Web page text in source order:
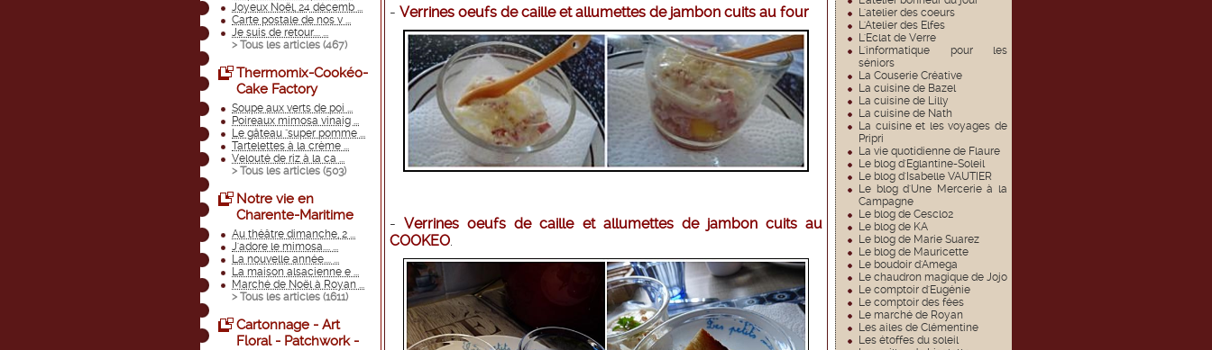
L'atelier des coeurs
L'Atelier des Elfes
L'Eclat de Verre
L'informatique pour les
séniors
La Couserie Créative
La cuisine de Bazel
La cuisine de Lilly
La cuisine de Nath
La cuisine et les voyages de
Pripri
La vie quotidienne de Flaure
Le blog d'Eglantine-Soleil
Le blog d'Isabelle VAUTIER
Le blog d'Une Mercerie à la
Campagne
Le blog de Cesclo2
Le blog de KA
Le blog de Marie Suarez
Le blog de Mauricette
Le boudoir d'Amega
Le chaudron magique de Jojo
Le comptoir d'Eugénie
Le comptoir des fées
Le marché de Royan
Les ailes de Clémentine
Les étoffes du soleil
Joyeux Noël, 24 décemb ...
Carte postale de nos v ...
Je suis de retour.... ...
> Tous les articles (467)
Thermomix-Cookéo-
Cake Factory
Soupe aux verts de poi ...
Poireaux mimosa vinaig ...
Le gâteau "super pomme ...
Tartelettes à la crème ...
Velouté de riz à la ca ...
> Tous les articles (503)
Notre vie en
Charente-Maritime
Au théâtre dimanche, 2 ...
J'adore le mimosa.... ...
La nouvelle année.... ...
La maison alsacienne e ...
Marché de Noël à Royan ...
> Tous les articles (1611)
Cartonnage - Art
Floral - Patchwork -
- Verrines oeufs de caille et allumettes de jambon cuits au four
-Verrines oeufs de caille et allumettes de jambon cuits au
COOKEO